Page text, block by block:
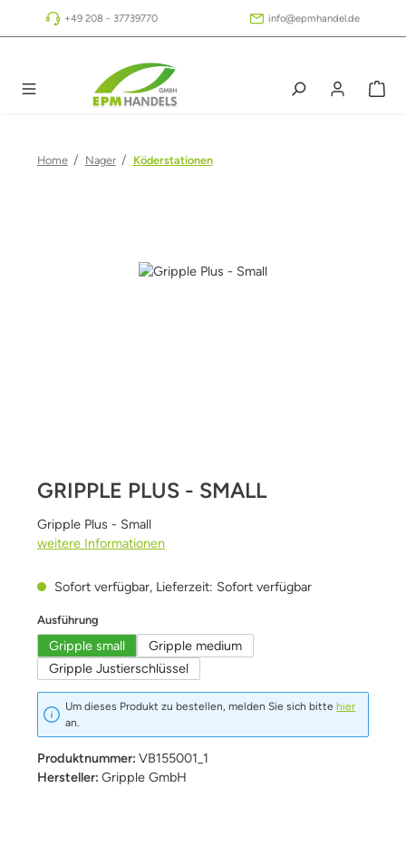
Zum Hauptinhalt springen
+49 208 - 37739770 info@epmhandel.de
Home / Nager / Köderstationen
Bildergalerie überspringen
GRIPPLE PLUS - SMALL
Gripple Plus - Small
weitere Informationen
Sofort verfügbar, Lieferzeit: Sofort verfügbar
Ausführung
Gripple small
Gripple medium
Gripple Justierschlüssel
Um dieses Produkt zu bestellen, melden Sie sich bitte hier
an.
Produktnummer: VB155001_1
Hersteller: Gripple GmbH